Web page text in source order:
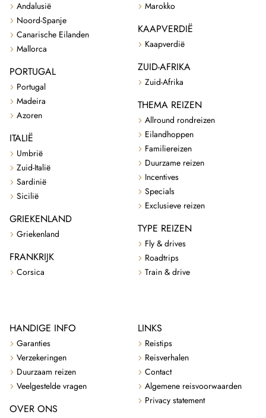
Andalusië
Noord-Spanje
Canarische Eilanden
Mallorca
PORTUGAL
Portugal
Madeira
Azoren
ITALIË
Umbrië
Zuid-Italië
Sardinië
Sicilië
GRIEKENLAND
Griekenland
FRANKRIJK
Corsica
Marokko
KAAPVERDIË
Kaapverdië
ZUID-AFRIKA
Zuid-Afrika
THEMA REIZEN
Allround rondreizen
Eilandhoppen
Familiereizen
Duurzame reizen
Incentives
Specials
Exclusieve reizen
TYPE REIZEN
Fly & drives
Roadtrips
Train & drive
HANDIGE INFO
Garanties
Verzekeringen
Duurzaam reizen
Veelgestelde vragen
OVER ONS
LINKS
Reistips
Reisverhalen
Contact
Algemene reisvoorwaarden
Privacy statement